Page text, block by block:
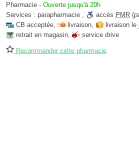
Pharmacie - Ouverte jusqu'à 20h
Services : parapharmacie , accès PMR
CB acceptée, livraison, livraison le
retrait en magasin, service drive
Recommander cette pharmacie